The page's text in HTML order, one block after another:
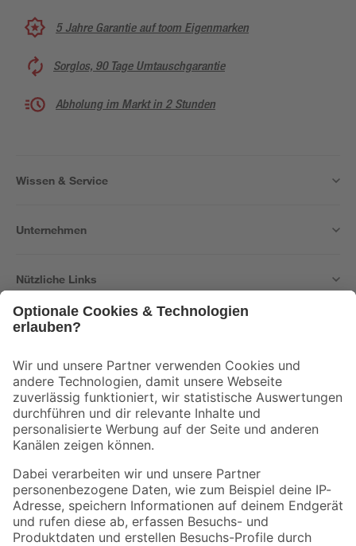
5 Jahre Garantie auf toom Eigenmarken
Sorglos, 90 Tage Umtauschgarantie
Abholung im Markt in 2 Stunden
Wissen & Service
Unternehmen
Nützliche Links
Der toom Newsletter: Keine Angebote und Aktionen mehr verpassen!
Zur Newsletter Anmeldung
Folge uns
Zahlungsarten Versandarten